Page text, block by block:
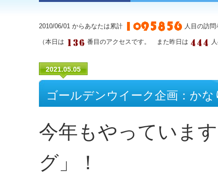
2010/06/01 からあなたは累計 人目の訪
（本日は 番目のアクセスです。 また昨日は
2021.05.05
ゴールデンウイーク企画：か
今年もやっていま
グ」！